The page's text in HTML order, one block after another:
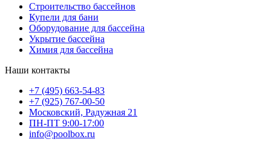
Строительство бассейнов
Купели для бани
Оборудование для бассейна
Укрытие бассейна
Химия для бассейна
Наши контакты
+7 (495) 663-54-83
+7 (925) 767-00-50
Московский, Радужная 21
ПН-ПТ 9:00-17:00
info@poolbox.ru